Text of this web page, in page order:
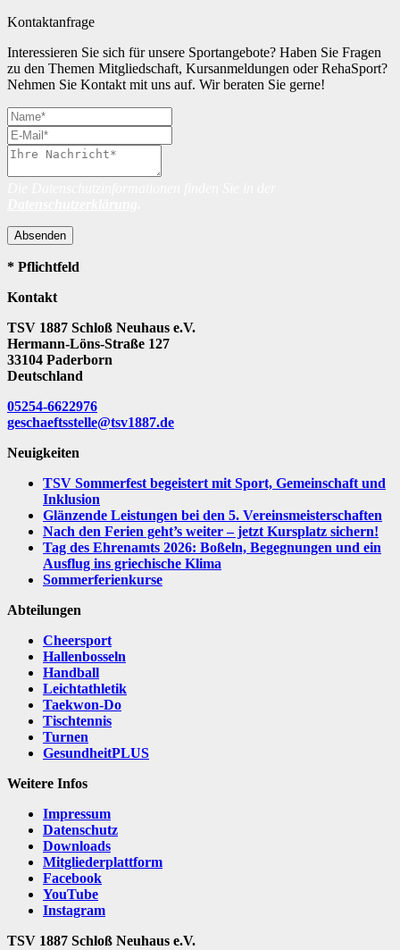
Kontaktanfrage
Interessieren Sie sich für unsere Sportangebote? Haben Sie Fragen
zu den Themen Mitgliedschaft, Kursanmeldungen oder RehaSport?
Nehmen Sie Kontakt mit uns auf. Wir beraten Sie gerne!
Absenden
* Pflichtfeld
Kontakt
TSV 1887 Schloß Neuhaus e.V.
Hermann-Löns-Straße 127
33104 Paderborn
Deutschland
05254-6622976
geschaeftsstelle@tsv1887.de
Neuigkeiten
TSV Sommerfest begeistert mit Sport, Gemeinschaft und
Inklusion
Glänzende Leistungen bei den 5. Vereinsmeisterschaften
Nach den Ferien geht’s weiter – jetzt Kursplatz sichern!
Tag des Ehrenamts 2026: Boßeln, Begegnungen und ein
Ausflug ins griechische Klima
Sommerferienkurse
Abteilungen
Cheersport
Hallenbosseln
Handball
Leichtathletik
Taekwon-Do
Tischtennis
Turnen
GesundheitPLUS
Weitere Infos
Impressum
Datenschutz
Downloads
Mitgliederplattform
Facebook
YouTube
Instagram
TSV 1887 Schloß Neuhaus e.V.